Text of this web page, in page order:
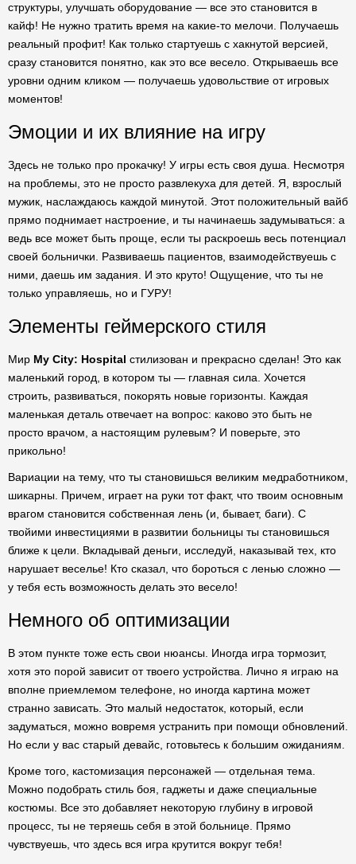
структуры, улучшать оборудование — все это становится в
кайф! Не нужно тратить время на какие-то мелочи. Получаешь
реальный профит! Как только стартуешь с хакнутой версией,
сразу становится понятно, как это все весело. Открываешь все
уровни одним кликом — получаешь удовольствие от игровых
моментов!
Эмоции и их влияние на игру
Здесь не только про прокачку! У игры есть своя душа. Несмотря
на проблемы, это не просто развлекуха для детей. Я, взрослый
мужик, наслаждаюсь каждой минутой. Этот положительный вайб
прямо поднимает настроение, и ты начинаешь задумываться: а
ведь все может быть проще, если ты раскроешь весь потенциал
своей больнички. Развиваешь пациентов, взаимодействуешь с
ними, даешь им задания. И это круто! Ощущение, что ты не
только управляешь, но и ГУРУ!
Элементы геймерского стиля
Мир My City: Hospital стилизован и прекрасно сделан! Это как
маленький город, в котором ты — главная сила. Хочется
строить, развиваться, покорять новые горизонты. Каждая
маленькая деталь отвечает на вопрос: каково это быть не
просто врачом, а настоящим рулевым? И поверьте, это
прикольно!
Вариации на тему, что ты становишься великим медработником,
шикарны. Причем, играет на руки тот факт, что твоим основным
врагом становится собственная лень (и, бывает, баги). С
твойими инвестициями в развитии больницы ты становишься
ближе к цели. Вкладывай деньги, исследуй, наказывай тех, кто
нарушает веселье! Кто сказал, что бороться с ленью сложно —
у тебя есть возможность делать это весело!
Немного об оптимизации
В этом пункте тоже есть свои нюансы. Иногда игра тормозит,
хотя это порой зависит от твоего устройства. Лично я играю на
вполне приемлемом телефоне, но иногда картина может
странно зависать. Это малый недостаток, который, если
задуматься, можно вовремя устранить при помощи обновлений.
Но если у вас старый девайс, готовьтесь к большим ожиданиям.
Кроме того, кастомизация персонажей — отдельная тема.
Можно подобрать стиль боя, гаджеты и даже специальные
костюмы. Все это добавляет некоторую глубину в игровой
процесс, ты не теряешь себя в этой больнице. Прямо
чувствуешь, что здесь вся игра крутится вокруг тебя!